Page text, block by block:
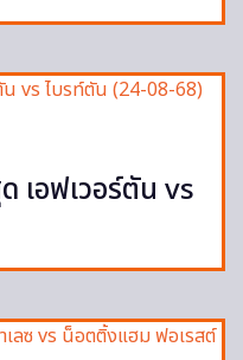
เอฟเวอร์ตัน vs